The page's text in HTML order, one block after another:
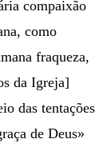
compaixão
como
fraqueza,
da Igreja]
das tentações
de Deus»